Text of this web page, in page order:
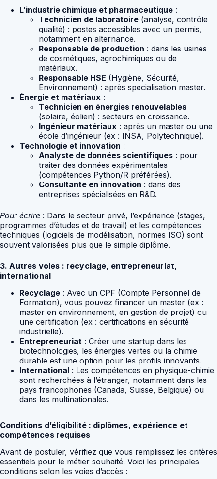
L’industrie chimique et pharmaceutique :
Technicien de laboratoire (analyse, contrôle
qualité) : postes accessibles avec un permis,
notamment en alternance.
Responsable de production : dans les usines
de cosmétiques, agrochimiques ou de
matériaux.
Responsable HSE (Hygiène, Sécurité,
Environnement) : après spécialisation master.
Énergie et matériaux :
Technicien en énergies renouvelables
(solaire, éolien) : secteurs en croissance.
Ingénieur matériaux : après un master ou une
école d’ingénieur (ex : INSA, Polytechnique).
Technologie et innovation :
Analyste de données scientifiques : pour
traiter des données expérimentales
(compétences Python/R préférées).
Consultante en innovation : dans des
entreprises spécialisées en R&D.
Pour écrire : Dans le secteur privé, l’expérience (stages,
programmes d’études et de travail) et les compétences
techniques (logiciels de modélisation, normes ISO) sont
souvent valorisées plus que le simple diplôme.
3. Autres voies : recyclage, entrepreneuriat,
international
Recyclage : Avec un CPF (Compte Personnel de
Formation), vous pouvez financer un master (ex :
master en environnement, en gestion de projet) ou
une certification (ex : certifications en sécurité
industrielle).
Entrepreneuriat : Créer une startup dans les
biotechnologies, les énergies vertes ou la chimie
durable est une option pour les profils innovants.
International : Les compétences en physique-chimie
sont recherchées à l’étranger, notamment dans les
pays francophones (Canada, Suisse, Belgique) ou
dans les multinationales.
Conditions d’éligibilité : diplômes, expérience et
compétences requises
Avant de postuler, vérifiez que vous remplissez les critères
essentiels pour le métier souhaité. Voici les principales
conditions selon les voies d’accès :